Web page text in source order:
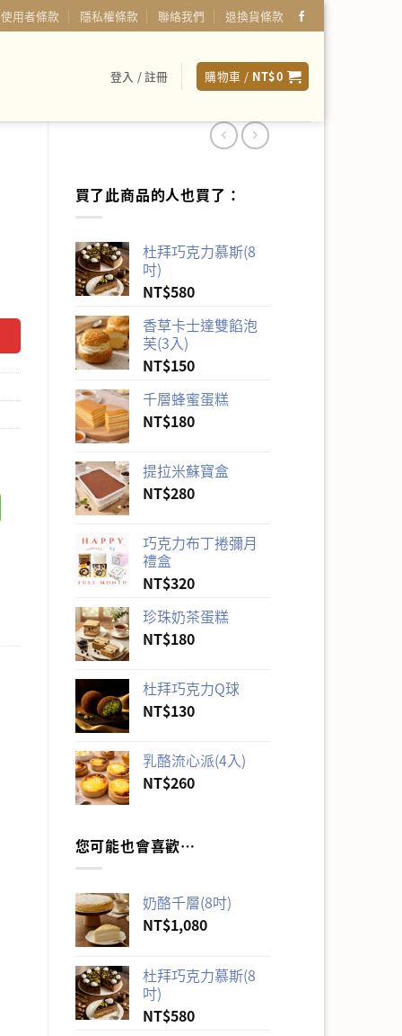
使用者條款 隱私權條款 聯絡我們 退換貨條款
登入 / 註冊 購物車 / NT$0
買了此商品的人也買了：
杜拜巧克力慕斯(8
吋)
NT$580
香草卡士達雙餡泡
芙(3入)
NT$150
千層蜂蜜蛋糕
NT$180
提拉米蘇寶盒
NT$280
巧克力布丁捲彌月
禮盒
NT$320
珍珠奶茶蛋糕
NT$180
杜拜巧克力Q球
NT$130
乳酪流心派(4入)
NT$260
您可能也會喜歡…
奶酪千層(8吋)
NT$1,080
杜拜巧克力慕斯(8
吋)
NT$580